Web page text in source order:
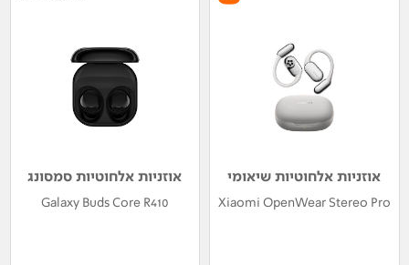
אוזניות אלחוטיות שיאומי
Xiaomi OpenWear Stereo Pro
אוזניות אלחוטיות סמסונג
Galaxy Buds Core R410